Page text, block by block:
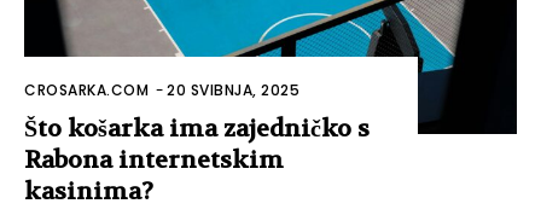
CROSARKA.COM -20 SVIBNJA, 2025
Što košarka ima zajedničko s
Rabona internetskim
kasinima?